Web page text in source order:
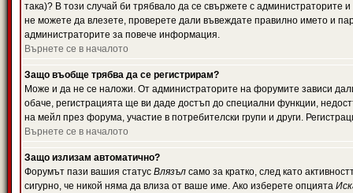
така)? В този случай би трябвало да се свържете с администраторите
не можете да влезете, проверете дали въвеждате правилно името и
администраторите за повече информация.
Върнете се в началото
Защо въобще трябва да се регистрирам?
Може и да не се наложи. От администраторите на форумите зависи
обаче, регистрацията ще ви даде достъп до специални функции,
на мейл през форума, участие в потребителски групи и други.
Върнете се в началото
Защо излизам автоматично?
Форумът пази вашия статус Влязъл само за кратко, след като
сигурно, че никой няма да влиза от ваше име. Ако изберете опцията